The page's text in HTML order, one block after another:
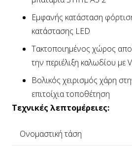
Εμφανής κατάσταση
κατάστασης LED
Τακτοποιημένος χώρος
την περιέλιξη καλωδίου με
Βολικός χειρισμός χάρη
επιτοίχια τοποθέτηση
Τεχνικές λεπτομέρειες:
Ονομαστική τάση